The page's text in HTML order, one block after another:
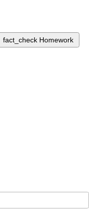
fact_check Homework